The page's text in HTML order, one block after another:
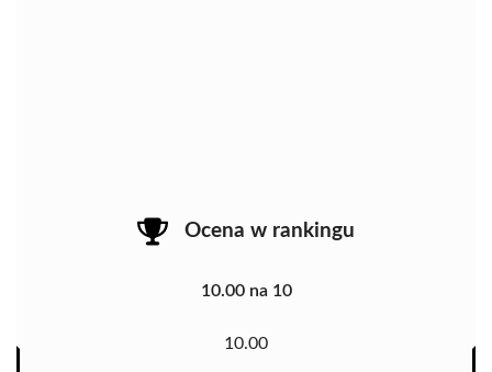
Ocena w rankingu
10.00 na 10
10.00